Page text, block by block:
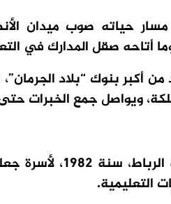
8 سنوات لتغيير مسار حياته صوب
صقل المدارك في
أكبر بنوك “بلاد
ويواصل جمع الخبرات
ازداد أشرف بلحسين في
التعليمية.